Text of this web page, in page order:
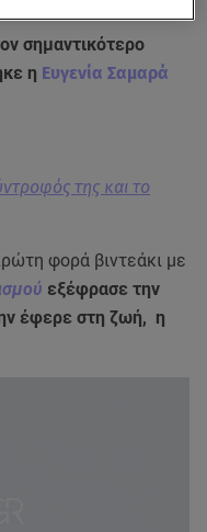
σημαντικότερο
η Ευγενία Σαμαρά
της και το
φορά βιντεάκι με
εξέφρασε την
έφερε στη ζωή, η